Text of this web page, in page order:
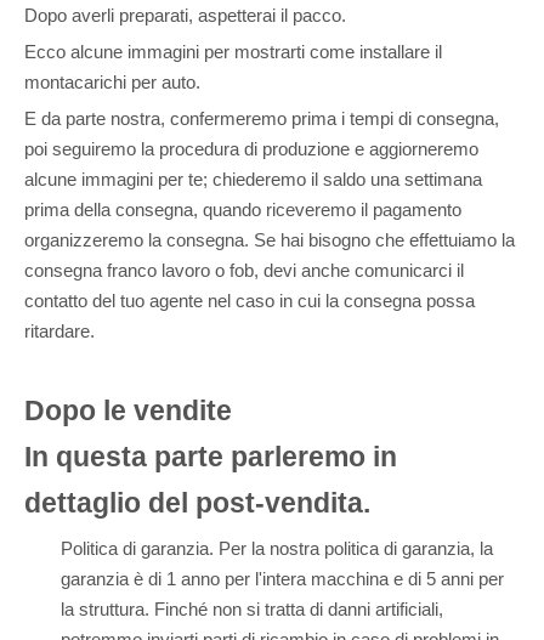
Dopo averli preparati, aspetterai il pacco.
Ecco alcune immagini per mostrarti come installare il
montacarichi per auto.
E da parte nostra, confermeremo prima i tempi di consegna,
poi seguiremo la procedura di produzione e aggiorneremo
alcune immagini per te; chiederemo il saldo una settimana
prima della consegna, quando riceveremo il pagamento
organizzeremo la consegna. Se hai bisogno che effettuiamo la
consegna franco lavoro o fob, devi anche comunicarci il
contatto del tuo agente nel caso in cui la consegna possa
ritardare.
Dopo le vendite
In questa parte parleremo in
dettaglio del post-vendita.
Politica di garanzia. Per la nostra politica di garanzia, la
garanzia è di 1 anno per l'intera macchina e di 5 anni per
la struttura. Finché non si tratta di danni artificiali,